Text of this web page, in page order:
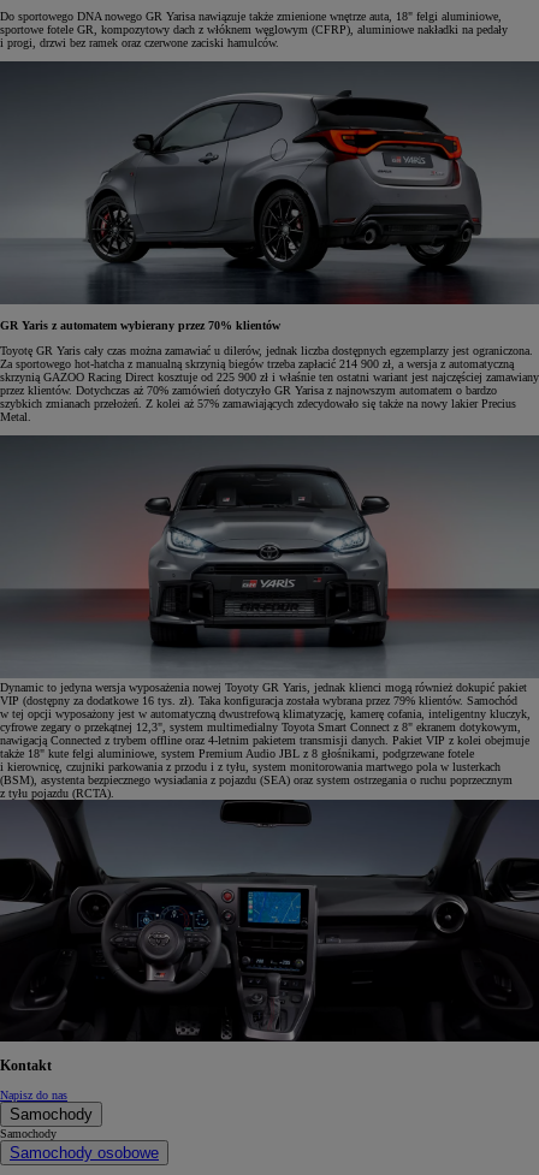
Do sportowego DNA nowego GR Yarisa nawiązuje także zmienione wnętrze auta, 18" felgi aluminiowe,
sportowe fotele GR, kompozytowy dach z włóknem węglowym (CFRP), aluminiowe nakładki na pedały
i progi, drzwi bez ramek oraz czerwone zaciski hamulców.
GR Yaris z automatem wybierany przez 70% klientów
Toyotę GR Yaris cały czas można zamawiać u dilerów, jednak liczba dostępnych egzemplarzy jest ograniczona.
Za sportowego hot-hatcha z manualną skrzynią biegów trzeba zapłacić 214 900 zł, a wersja z automatyczną
skrzynią GAZOO Racing Direct kosztuje od 225 900 zł i właśnie ten ostatni wariant jest najczęściej zamawiany
przez klientów. Dotychczas aż 70% zamówień dotyczyło GR Yarisa z najnowszym automatem o bardzo
szybkich zmianach przełożeń. Z kolei aż 57% zamawiających zdecydowało się także na nowy lakier Precius
Metal.
Dynamic to jedyna wersja wyposażenia nowej Toyoty GR Yaris, jednak klienci mogą również dokupić pakiet
VIP (dostępny za dodatkowe 16 tys. zł). Taka konfiguracja została wybrana przez 79% klientów. Samochód
w tej opcji wyposażony jest w automatyczną dwustrefową klimatyzację, kamerę cofania, inteligentny kluczyk,
cyfrowe zegary o przekątnej 12,3", system multimedialny Toyota Smart Connect z 8" ekranem dotykowym,
nawigacją Connected z trybem offline oraz 4-letnim pakietem transmisji danych. Pakiet VIP z kolei obejmuje
także 18" kute felgi aluminiowe, system Premium Audio JBL z 8 głośnikami, podgrzewane fotele
i kierownicę, czujniki parkowania z przodu i z tyłu, system monitorowania martwego pola w lusterkach
(BSM), asystenta bezpiecznego wysiadania z pojazdu (SEA) oraz system ostrzegania o ruchu poprzecznym
z tyłu pojazdu (RCTA).
Kontakt
Napisz do nas
Samochody
Samochody
Samochody osobowe